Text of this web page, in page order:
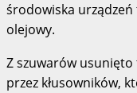
środowiska
olejowy.
Z szuwarów
przez kłusowników,